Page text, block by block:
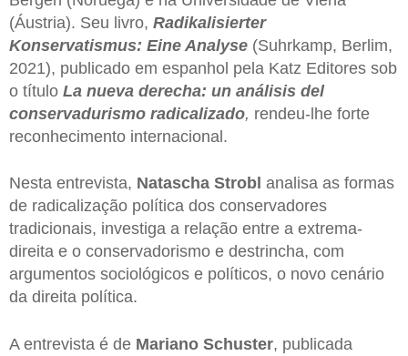
(Áustria). Seu livro, Radikalisierter
Konservatismus: Eine Analyse (Suhrkamp, ​​​​Berlim,
2021), publicado em espanhol pela Katz Editores sob
o título La nueva derecha: un análisis del
conservadurismo radicalizado, rendeu-lhe forte
reconhecimento internacional.
Nesta entrevista, Natascha Strobl analisa as formas
de radicalização política dos conservadores
tradicionais, investiga a relação entre a extrema-
direita e o conservadorismo e destrincha, com
argumentos sociológicos e políticos, o novo cenário
da direita política.
A entrevista é de Mariano Schuster, publicada